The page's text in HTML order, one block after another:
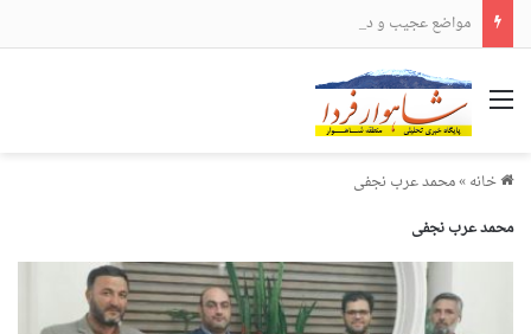
مواضع عجیب و دور از انتظار علی لاریجانی
منو
خانه»محمد عرب نجفی
محمد عرب نجفی